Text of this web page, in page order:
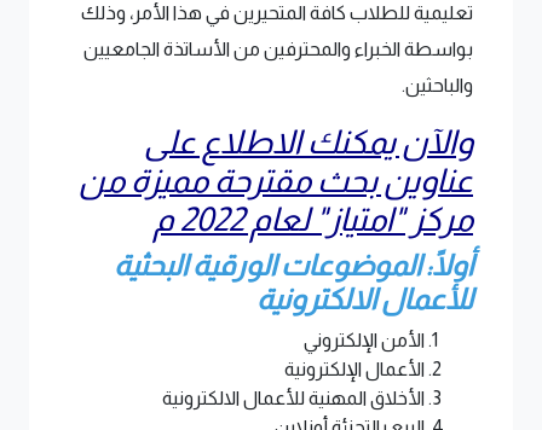
تعليمية للطلاب كافة المتحيرين في هذا الأمر، وذلك
بواسطة الخبراء والمحترفين من الأساتذة الجامعيين
والباحثين.
والآن يمكنك الاطلاع على
عناوين بحث مقترحة مميزة من
مركز "امتياز" لعام 2022 م
أولًا: الموضوعات الورقية البحثية
للأعمال الالكترونية
الأمن الإلكتروني
الأعمال الإلكترونية
الأخلاق المهنية للأعمال الالكترونية